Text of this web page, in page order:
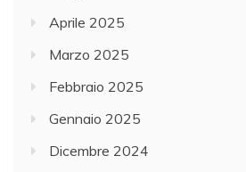
Aprile 2025
Marzo 2025
Febbraio 2025
Gennaio 2025
Dicembre 2024